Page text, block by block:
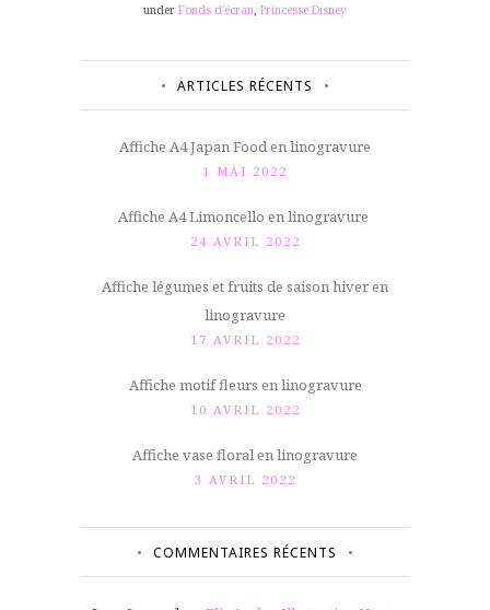
under Fonds d'écran Princesse Disney
ARTICLES RÉCENTS
Affiche A4 Japan Food en linogravure
1 MAI 2022
Affiche A4 Limoncello en linogravure
24 AVRIL 2022
Affiche légumes et fruits de saison hiver en
linogravure
17 AVRIL 2022
Affiche motif fleurs en linogravure
10 AVRIL 2022
Affiche vase floral en linogravure
3 AVRIL 2022
COMMENTAIRES RÉCENTS